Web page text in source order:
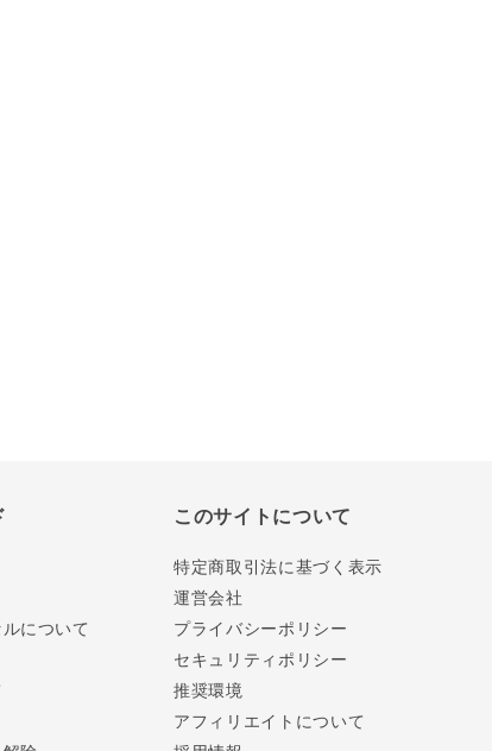
について
このサイトについて
特定商取引法に基づく表示
運営会社
プライバシーポリシー
セキュリティポリシー
推奨環境
アフィリエイトについて